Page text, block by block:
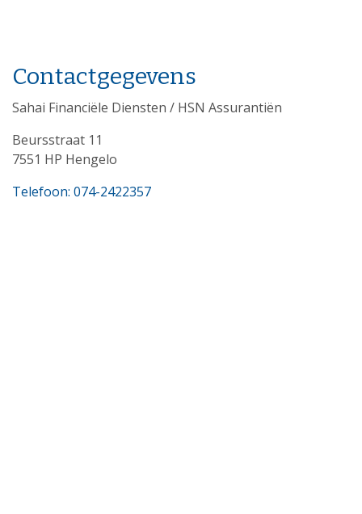
Contactgegevens
Sahai Financiële Diensten / HSN Assurantiën
Beursstraat 11
7551 HP Hengelo
Telefoon: 074-2422357